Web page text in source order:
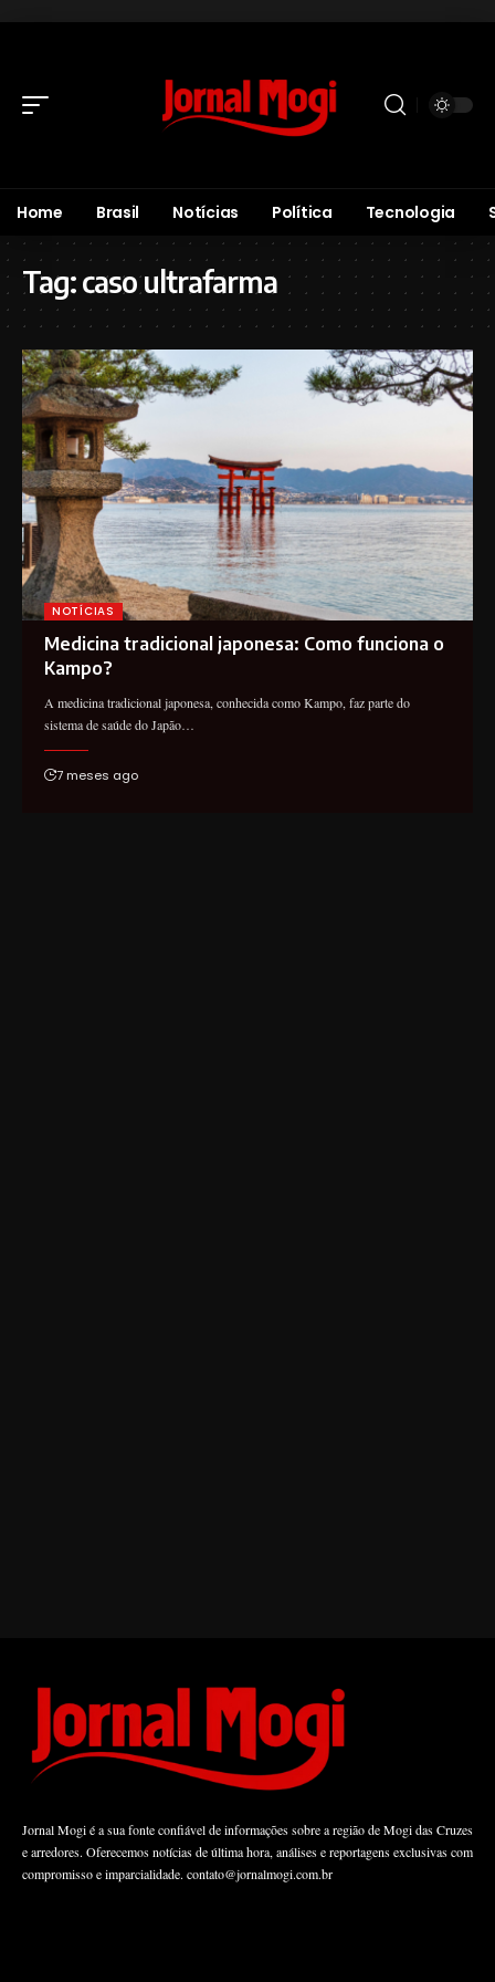
Home Brasil Notícias Política Tecnologia
Tag:caso ultrafarma
NOTÍCIAS
Medicina tradicional japonesa: Como funciona o
Kampo?
A medicina tradicional japonesa, conhecida como Kampo, faz parte do
sistema de saúde do Japão…
7 meses ago
Jornal Mogi é a sua fonte confiável de informações sobre a região de Mogi das Cruzes
e arredores. Oferecemos notícias de última hora, análises e reportagens exclusivas com
compromisso e imparcialidade. contato@jornalmogi.com.br